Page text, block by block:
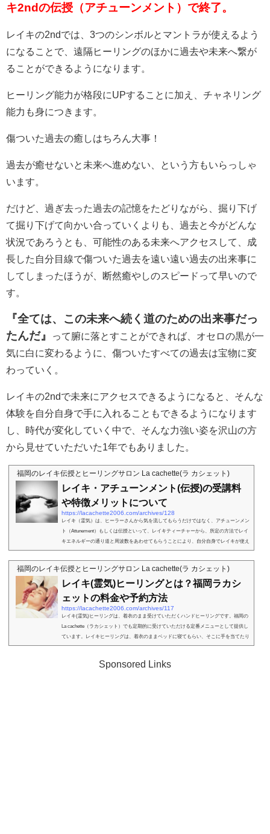
キ2ndの伝授（アチューンメント）で終了。
レイキの2ndでは、3つのシンボルとマントラが使えるよう
になることで、遠隔ヒーリングのほかに過去や未来へ繋が
ることができるようになります。
ヒーリング能力が格段にUPすることに加え、チャネリング
能力も身につきます。
傷ついた過去の癒しはちろん大事！
過去が癒せないと未来へ進めない、という方もいらっしゃ
います。
だけど、過ぎ去った過去の記憶をたどりながら、掘り下げ
て掘り下げて向かい合っていくよりも、過去と今がどんな
状況であろうとも、可能性のある未来へアクセスして、成
長した自分目線で傷ついた過去を遠い遠い過去の出来事に
してしまったほうが、断然癒やしのスピードって早いので
す。
『全ては、この未来へ続く道のための出来事だっ
たんだ』
って腑に落とすことができれば、オセロの黒が一
気に白に変わるように、傷ついたすべての過去は宝物に変
わっていく。
レイキの2ndで未来にアクセスできるようになると、そんな
体験を自分自身で手に入れることもできるようになります
し、時代が変化していく中で、そんな力強い姿を沢山の方
から見せていただいた1年でもありました。
福岡のレイキ伝授とヒーリングサロン La cachette(ラ カシェット)
レイキ・アチューンメント(伝授)の受講料
や特徴メリットについて
https://lacachette2006.com/archives/128
レイキ（霊気）は、ヒーラーさんから気を流してもらうだけではなく、アチューンメン
ト（Attunement）もしくは伝授といって、レイキティーチャーから、所定の方法でレイ
キエネルギーの通り道と周波数をあわせてもらうことにより、自分自身でレイキが使え
るようになります。La cachette（ラカシェット）ではレイキヒーリングと合わせて、ア
チューンメントも提供しています。アチューンメント（Attunement）とは？アチューン
メント（Attunement）とは、辞書によると「無線電波に波長を合わせる」などの意味で
使われる言葉です。そして、ア...
福岡のレイキ伝授とヒーリングサロン La cachette(ラ カシェット)
レイキ(霊気)ヒーリングとは？福岡ラカシ
ェットの料金や予約方法
https://lacachette2006.com/archives/117
レイキ(霊気)ヒーリングは、着衣のまま受けていただくハンドヒーリングです。福岡の
La cachette（ラカシェット）でも定期的に受けていただける定番メニューとして提供し
ています。レイキヒーリングは、着衣のままベッドに寝てもらい、そこに手を当てたり
かざしたりしながら気を流して整えていくだけで、整体などのように体に圧をかけたり
ができます。活用するのは、宇宙に存在する生命エネルギー。ヒーラーがパイプとなっ
Sponsored Links